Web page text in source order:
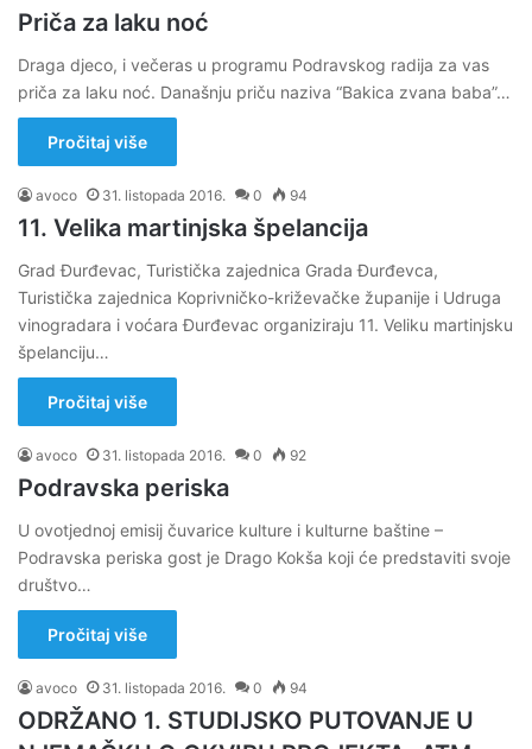
Priča za laku noć
Draga djeco, i večeras u programu Podravskog radija za vas
priča za laku noć. Današnju priču naziva “Bakica zvana baba”…
Pročitaj više
avoco 31. listopada 2016. 0 94
11. Velika martinjska špelancija
Grad Đurđevac, Turistička zajednica Grada Đurđevca,
Turistička zajednica Koprivničko-križevačke županije i Udruga
vinogradara i voćara Đurđevac organiziraju 11. Veliku martinjsku
špelanciju…
Pročitaj više
avoco 31. listopada 2016. 0 92
Podravska periska
U ovotjednoj emisij čuvarice kulture i kulturne baštine –
Podravska periska gost je Drago Kokša koji će predstaviti svoje
društvo…
Pročitaj više
avoco 31. listopada 2016. 0 94
ODRŽANO 1. STUDIJSKO PUTOVANJE U